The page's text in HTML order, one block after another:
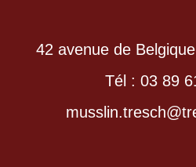
42 avenue de
Tél : 03 89